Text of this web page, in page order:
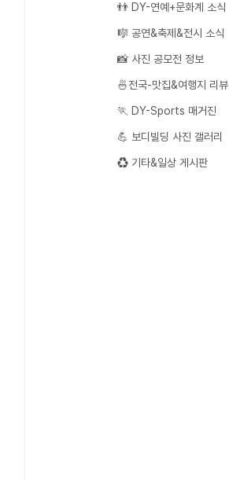
👬 DY-연예+문화계 소식
🎼 공연&축제&전시 소식
📸 사진 공모전 정보
🍜전국-맛집&여행지 리뷰
🏃 DY-Sports 매거진
💪 보디빌딩 사진 갤러리
♻️ 기타&일상 게시판